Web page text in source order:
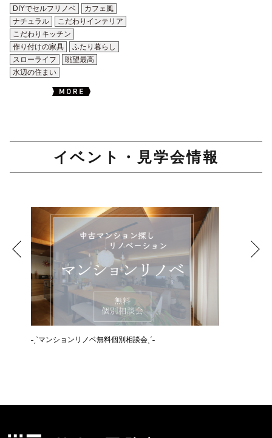
DIYでセルフリノベ
カフェ風
ナチュラル
こだわりインテリア
こだわりキッチン
作り付けの家具
ふたり暮らし
スローライフ
眺望最高
水辺の住まい
イベント・見学会情報
˗ˏˋマンションリノベ無料個別相談会ˎˊ˗